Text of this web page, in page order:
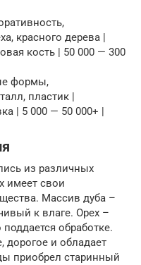
красного дерева |
кость | 50 000 — 300
формы,
пластик |
| 5 000 — 50 000+ |
из различных
имеет свои
Массив дуба –
к влаге. Орех –
обработке.
дорогое и обладает
приобрел старинный